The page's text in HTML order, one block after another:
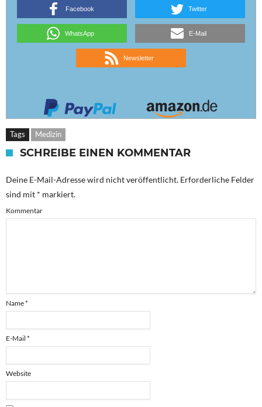
Facebook Twitter
WhatsApp E-Mail
Newsletter
Tags Medizin
SCHREIBE EINEN KOMMENTAR
Deine E-Mail-Adresse wird nicht veröffentlicht. Erforderliche Felder
sind mit * markiert.
Kommentar
Name*
E-Mail *
Website